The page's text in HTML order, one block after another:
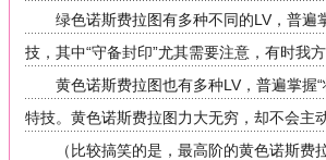
绿色诺斯费拉图有多种不同的LV，普遍
技，其中“守备封印”尤其需要注意，有时我
黄色诺斯费拉图也有多种LV，普遍掌握
特技。黄色诺斯费拉图力大无穷，却不会主
（比较搞笑的是，最高阶的黄色诺斯